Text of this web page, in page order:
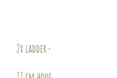
2x ladder -